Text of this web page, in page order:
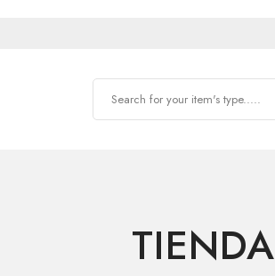
TIENDA